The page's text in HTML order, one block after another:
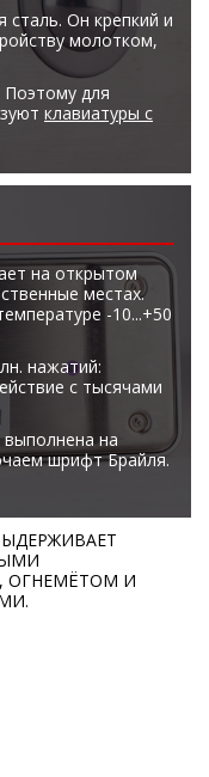
Он крепкий и
молотком,
Поэтому для
клавиатуры с
на открытом
местах.
-10...+50
нажатий:
с тысячами
на
шрифт Брайля.
ОГНЕМЁТОМ И